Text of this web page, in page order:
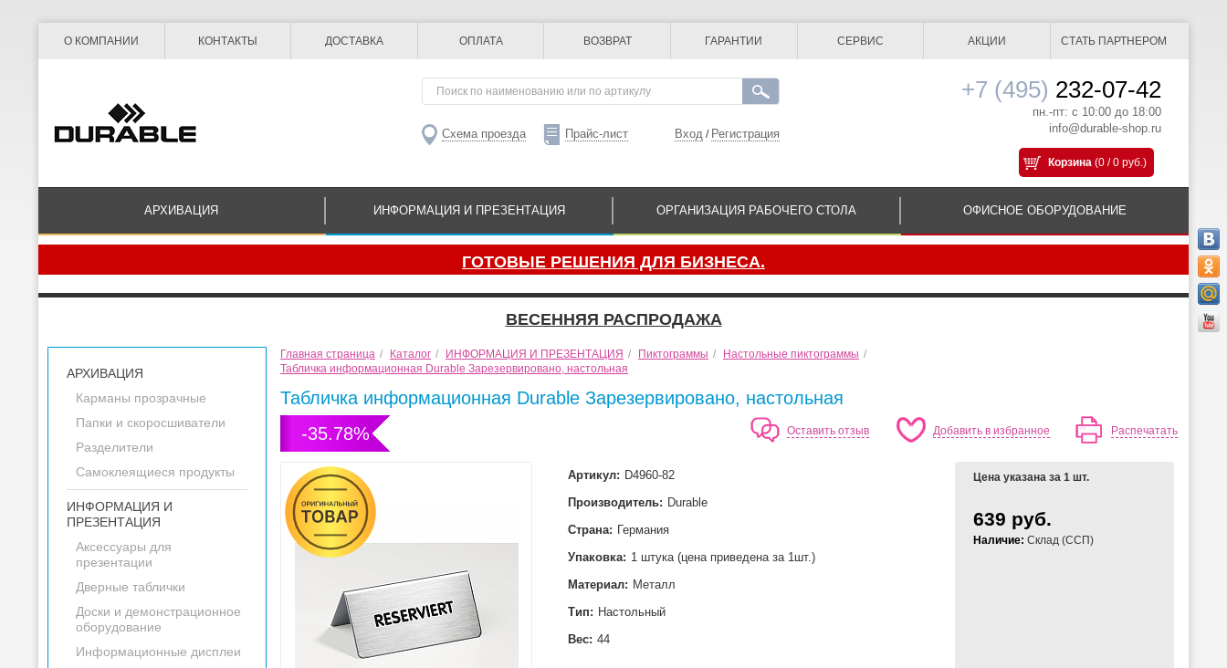
О КОМПАНИИ КОНТАКТЫ ДОСТАВКА ОПЛАТА ВОЗВРАТ ГАРАНТИИ СЕРВИС АКЦИИ СТАТЬ ПАРТНЕРОМ
Схема проезда Прайс-лист Вход / Регистрация
+7 (495) 232-07-42
пн.-пт: с 10:00 до 18:00
info@durable-shop.ru
Корзина (0 / 0 руб.)
АРХИВАЦИЯ ИНФОРМАЦИЯ И ПРЕЗЕНТАЦИЯ ОРГАНИЗАЦИЯ РАБОЧЕГО СТОЛА ОФИСНОЕ ОБОРУДОВАНИЕ
ГОТОВЫЕ РЕШЕНИЯ ДЛЯ БИЗНЕСА.
ВЕСЕННЯЯ РАСПРОДАЖА
АРХИВАЦИЯ
Карманы прозрачные
Папки и скоросшиватели
Разделители
Самоклеящиеся продукты
ИНФОРМАЦИЯ И
ПРЕЗЕНТАЦИЯ
Аксессуары для
презентации
Дверные таблички
Доски и демонстрационное
оборудование
Информационные дисплеи
Главная страница / Каталог / ИНФОРМАЦИЯ И ПРЕЗЕНТАЦИЯ / Пиктограммы / Настольные пиктограммы /
Табличка информационная Durable Зарезервировано, настольная
Табличка информационная Durable Зарезервировано, настольная
-35.78%
Распечатать
Добавить в избранное
Оставить отзыв
Артикул: D4960-82
Производитель: Durable
Страна: Германия
Упаковка: 1 штука (цена приведена за 1шт.)
Материал: Металл
Тип: Настольный
Вес: 44
Цена указана за 1 шт.
639 руб.
Наличие: Склад (ССП)